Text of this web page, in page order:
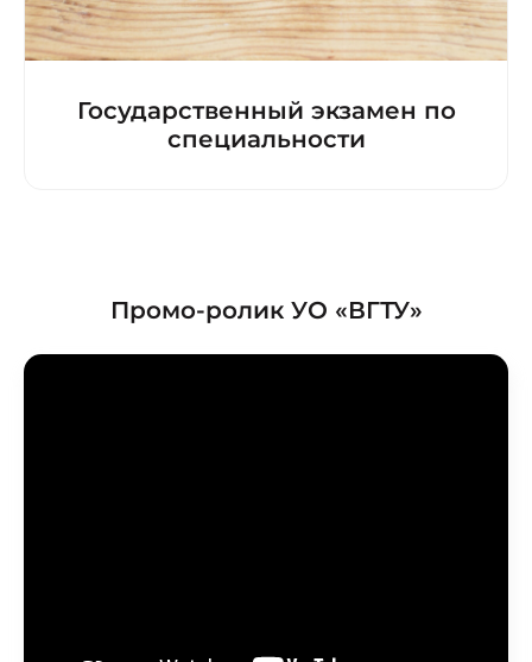
Государственный экзамен по
специальности
Промо-ролик УО «ВГТУ»